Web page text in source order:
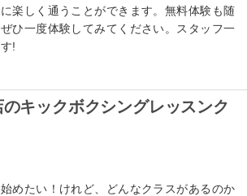
楽しく通うことができます。無料体験も随
ひ一度体験してみてください。スタッフ一
!
キックボクシングレッスンク
めたい！けれど、どんなクラスがあるのか